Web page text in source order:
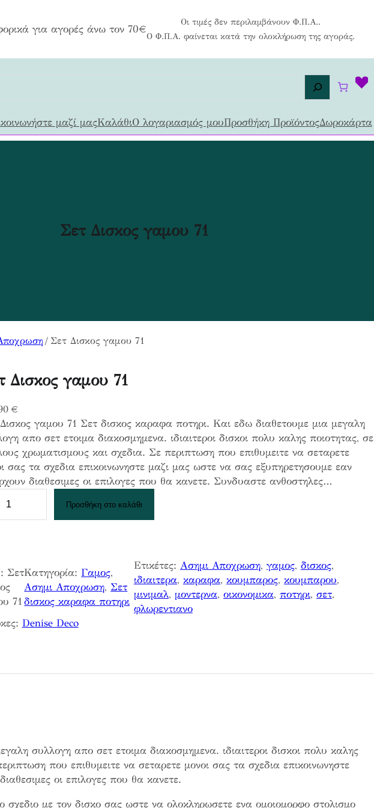
για αγορές άνω τον 70€
Οι τιμές δεν περιλαμβάνουν Φ.Π.Α..
Ο Φ.Π.Α. φαίνεται κατά την ολοκλήρωση της αγοράς.
μαζί μαςΚαλάθιΟ λογαριασμός μουΠροσθήκη ΠροϊόντοςΔωροκάρτα
Σετ Δισκος γαμου 71
/ Σετ Δισκος γαμου 71
Δισκος γαμου 71
€
γαμου 71 Σετ δισκος καραφα ποτηρι. Και εδω διαθετουμε μια μεγαλη
απο σετ ετοιμα διακοσμημενα. ιδιαιτεροι δισκοι πολυ καλης ποιοτητας, σε
χρωματισμους και σχεδια. Σε περιπτωση που επιθυμειτε να σεταρετε
σας τα σχεδια επικοινωνηστε μαζι μας ωστε να σας εξυπηρετησουμε εαν
διαθεσιμες οι επιλογες που θα κανετε. Συνδυαστε ανθοστηλες…
Προσθήκη στο καλάθι
Σετ
71
Κατηγορία: Γαμος
Ασημι Αποχρωση, Σετ
δισκος καραφα ποτηρι
Ετικέτες: Ασημι Αποχρωση, γαμος, δισκος
ιδιαιτερα, καραφα, κουμπαρος, κουμπαρου
μινιμαλ, μοντερνα, οικονομικα, ποτηρι, σετ
φλωρεντιανο
Denise Deco
συλλογη απο σετ ετοιμα διακοσμημενα. ιδιαιτεροι δισκοι πολυ καλης
που επιθυμειτε να σεταρετε μονοι σας τα σχεδια επικοινωνηστε
οι επιλογες που θα κανετε.
σχεδιο με τον δισκο σας ωστε να ολοκληρωσετε ενα ομοιομορφο στολισμο